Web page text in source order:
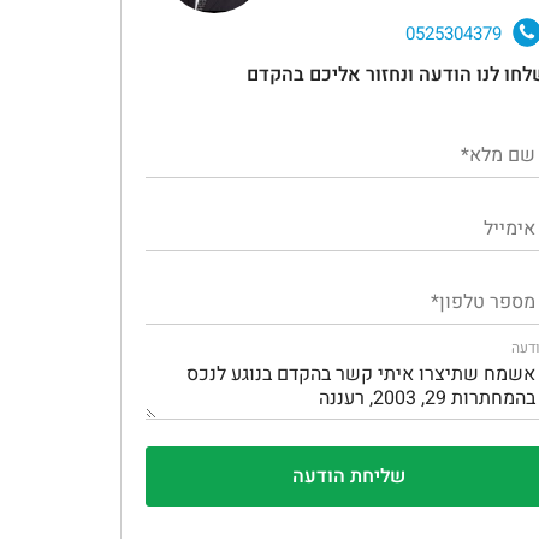
0525304379
לנו הודעה ונחזור אליכם בהקדם